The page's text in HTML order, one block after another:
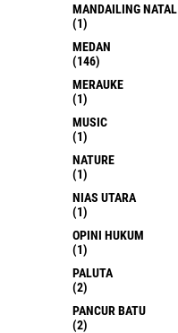
MANDAILING NATAL
(1)
MEDAN
(146)
MERAUKE
(1)
MUSIC
(1)
NATURE
(1)
NIAS UTARA
(1)
OPINI HUKUM
(1)
PALUTA
(2)
PANCUR BATU
(2)